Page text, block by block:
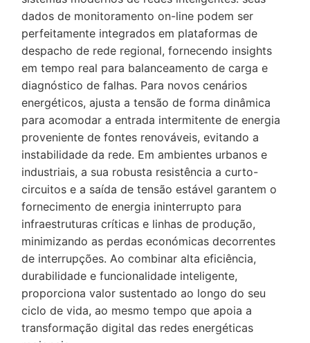
dados de monitoramento on-line podem ser
perfeitamente integrados em plataformas de
despacho de rede regional, fornecendo insights
em tempo real para balanceamento de carga e
diagnóstico de falhas. Para novos cenários
energéticos, ajusta a tensão de forma dinâmica
para acomodar a entrada intermitente de energia
proveniente de fontes renováveis, evitando a
instabilidade da rede. Em ambientes urbanos e
industriais, a sua robusta resistência a curto-
circuitos e a saída de tensão estável garantem o
fornecimento de energia ininterrupto para
infraestruturas críticas e linhas de produção,
minimizando as perdas económicas decorrentes
de interrupções. Ao combinar alta eficiência,
durabilidade e funcionalidade inteligente,
proporciona valor sustentado ao longo do seu
ciclo de vida, ao mesmo tempo que apoia a
transformação digital das redes energéticas